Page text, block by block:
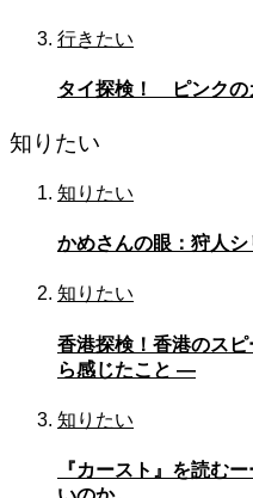
行きたい
タイ探検！ ピンクの
知りたい
知りたい
かめさんの眼：狩人シ
知りたい
香港探検！香港のス
ら感じたこと —
知りたい
『カースト』を読む